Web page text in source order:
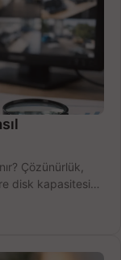
Çözünürlük,
disk kapasitesini